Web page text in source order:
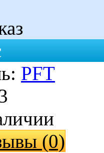
PFT
(0)